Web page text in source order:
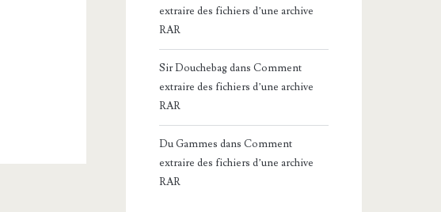
extraire des fichiers d’une archive
RAR
Sir DouchebagdansComment
extraire des fichiers d’une archive
RAR
Du Gammes dansComment
extraire des fichiers d’une archive
RAR